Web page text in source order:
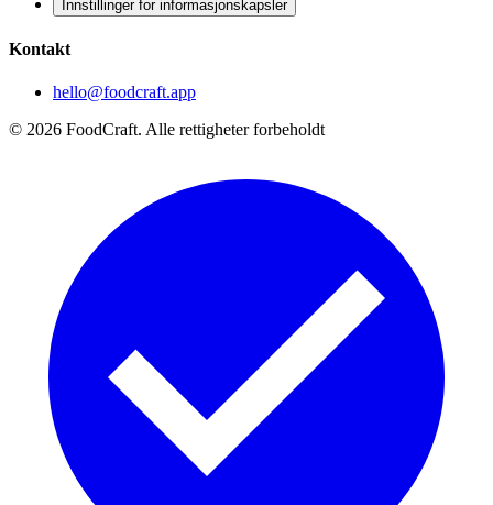
Innstillinger for informasjonskapsler
Kontakt
hello@foodcraft.app
© 2026 FoodCraft. Alle rettigheter forbeholdt